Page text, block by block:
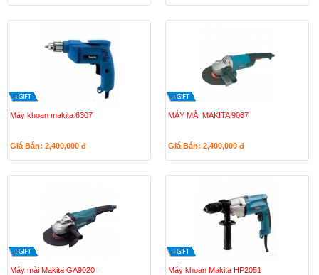
Máy khoan makita 6307
Giá Bán: 2,400,000 đ
MÁY MÀI MAKITA 9067
Giá Bán: 2,400,000 đ
Máy mài Makita GA9020 Máy khoan Makita HP2051